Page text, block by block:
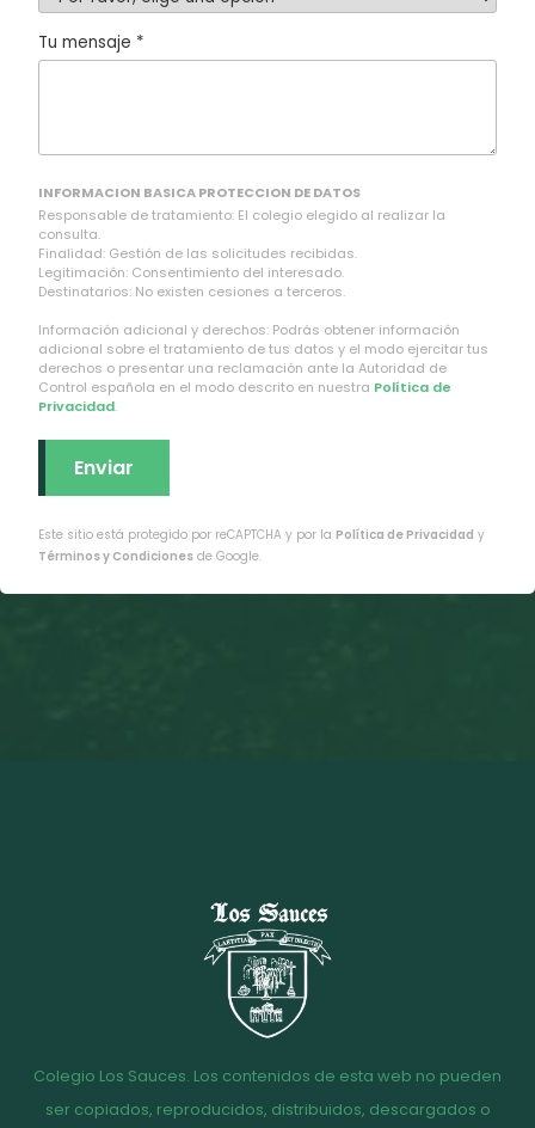
Tu mensaje *
INFORMACION BASICA PROTECCION DE DATOS
Responsable de tratamiento: El colegio elegido al realizar la
consulta.
Finalidad: Gestión de las solicitudes recibidas.
Legitimación: Consentimiento del interesado.
Destinatarios: No existen cesiones a terceros.
Información adicional y derechos: Podrás obtener información
adicional sobre el tratamiento de tus datos y el modo ejercitar tus
derechos o presentar una reclamación ante la Autoridad de
Control española en el modo descrito en nuestra Política de
Privacidad.
Este sitio está protegido por reCAPTCHA y por la Política de Privacidad y
Términos y Condiciones de Google.
Colegio Los Sauces. Los contenidos de esta web no pueden
ser copiados, reproducidos, distribuidos, descargados o